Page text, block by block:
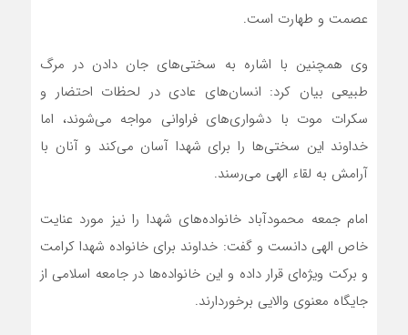
عصمت و طهارت است.
وی همچنین با اشاره به سختی‌های جان دادن در مرگ
طبیعی بیان کرد: انسان‌های عادی در لحظات احتضار و
سکرات موت با دشواری‌های فراوانی مواجه می‌شوند، اما
خداوند این سختی‌ها را برای شهدا آسان می‌کند و آنان با
آرامش به لقاء الهی می‌رسند.
امام جمعه محمودآباد خانواده‌های شهدا را نیز مورد عنایت
خاص الهی دانست و گفت: خداوند برای خانواده شهدا کرامت
و برکت ویژه‌ای قرار داده و این خانواده‌ها در جامعه اسلامی از
جایگاه معنوی والایی برخوردارند.